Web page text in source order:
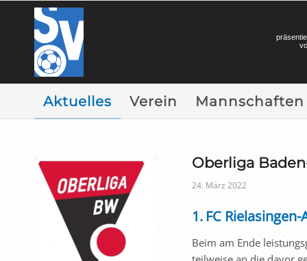
Aktuelles Verein Mannschaften
Oberliga
24. März 2022
1. FC
Beim am Ende